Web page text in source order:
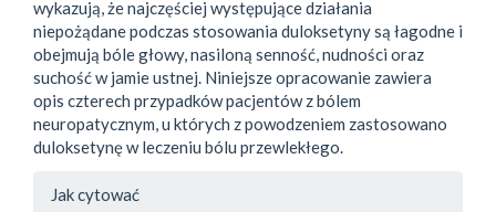
wykazują, że najczęściej występujące działania
niepożądane podczas stosowania duloksetyny są łagodne i
obejmują bóle głowy, nasiloną senność, nudności oraz
suchość w jamie ustnej. Niniejsze opracowanie zawiera
opis czterech przypadków pacjentów z bólem
neuropatycznym, u których z powodzeniem zastosowano
duloksetynę w leczeniu bólu przewlekłego.
Jak cytować